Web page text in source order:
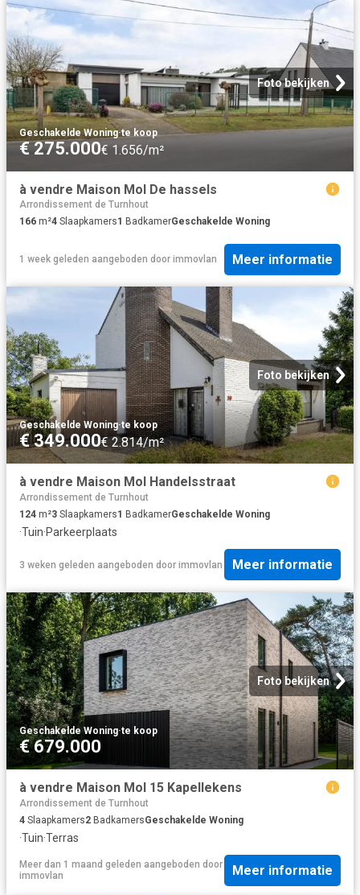
Foto bekijken
Geschakelde Woning·te koop
€ 275.000€ 1.656/m²
à vendre Maison Mol De hassels
Arrondissement de Turnhout
166 m²4 Slaapkamers1 BadkamerGeschakelde Woning
1 week geleden aangeboden door immovlan Meer informatie
Foto bekijken
Geschakelde Woning·te koop
€ 349.000€ 2.814/m²
à vendre Maison Mol Handelsstraat
Arrondissement de Turnhout
124 m²3 Slaapkamers1 BadkamerGeschakelde Woning
·Tuin·Parkeerplaats
3 weken geleden aangeboden door immovlan Meer informatie
Foto bekijken
Geschakelde Woning·te koop
€ 679.000
à vendre Maison Mol 15 Kapellekens
Arrondissement de Turnhout
4 Slaapkamers2 BadkamersGeschakelde Woning
·Tuin·Terras
Meer dan 1 maand geleden aangeboden door
immovlan
Meer informatie